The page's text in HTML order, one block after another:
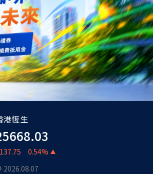
港恆生
0.54%
2026.08.07